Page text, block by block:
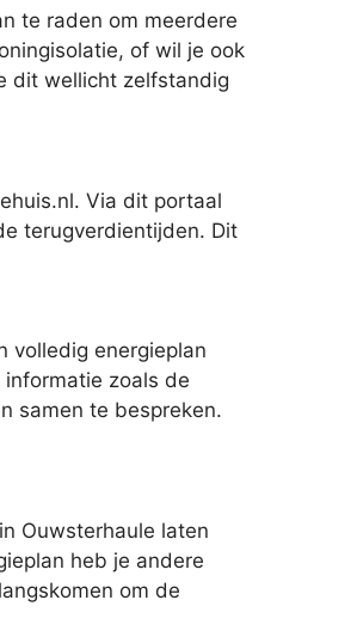
te raden om meerdere
of wil je ook
dit wellicht zelfstandig
Via dit portaal
terugverdientijden. Dit
volledig energieplan
zoals de
samen te bespreken.
Ouwsterhaule laten
heb je andere
om de